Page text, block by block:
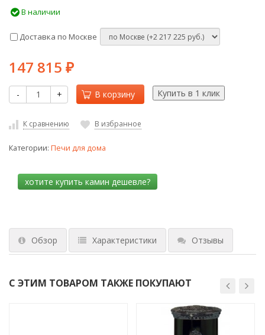
В наличии
Доставка по Москве
147 815 ₽
- + В корзину
К сравнению В избранное
Категории: Печи для дома
Обзор Характеристики Отзывы
С ЭТИМ ТОВАРОМ ТАКЖЕ ПОКУПАЮТ